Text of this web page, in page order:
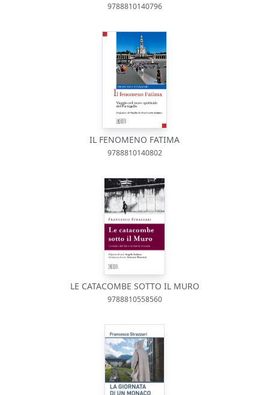
9788810140796
IL FENOMENO FATIMA
9788810140802
LE CATACOMBE SOTTO IL MURO
9788810558560